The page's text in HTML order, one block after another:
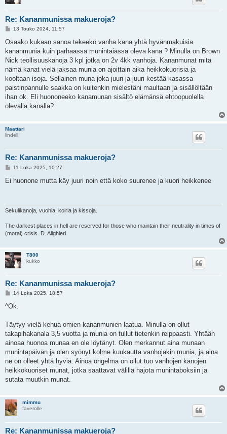
Re: Kananmunissa makueroja?
V
e
t
i
13 Touko 2024, 11:57
Osaako kukaan sanoa tekeekö vanha kana yhtä hyvänmakuisia
kananmunia kuin parhaassa munintaiässä oleva kana ? Minulla on Brown
Nick teollisuuskanoja 3 kpl jotka on 2v 4kk vanhoja. Kananmunat mitä
nämä kanat vielä jaksaa munia on ajoittain aika heikkokuorisia ja
kooltaan isoja. Sellainen muna joka juuri ja juuri kestää kasassa
paistinpannulle saakka on kuitenkin mielestäni maultaan ja sisällöltään
ihan ok. Eli huononeeko kanamunan sisältö elämänsä ehtoopuolella
olevalla kanalla?
Maattari
lindell
Re: Kananmunissa makueroja?
V
e
11 Loka 2025, 10:27
Ei huonone mutta käy juuri noin että koko suurenee ja kuori heikkenee
Sekulikanoja, vuohia, koiria ja kissoja.
The darkest places in hell are reserved for those who maintain their neutrality in times of
(moral) crisis. D. Alighieri
T800
kukko
Re: Kananmunissa makueroja?
V
e
i
14 Loka 2025, 18:57
^Ok.
Täytyy vielä kehua omien kananmunien laatua. Minulla on ollut
takapihakanala 3,5 vuotta ja munia on tullut tietenkin reippaasti. Yhtään
ainoaa huonoa munaa en ole löytänyt. Olen merkannut aina munaan
munintapäivän ja olen syönyt kolme kuukautta vanhojakin munia, ja aina
ne on olleet yhtä hyviä. Ainoa ongelma on ollut tuo vanhojen kanojen
heikkokuoriset munat, jotka saattavat välillä hajota munintaboksiin ja
sutata muutkin munat.
mimmu
faverolle
Re: Kananmunissa makueroja?